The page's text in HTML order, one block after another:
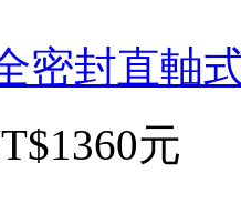
密封直軸
元